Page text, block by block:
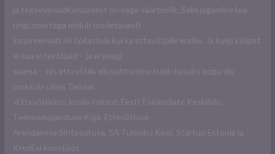
ja tegevusvaldkondadest on väga väärtuslik. Selle jagamine laia
ringi noortega mõjub loodetavasti
inspireerivalt nii õpilastele kui ka ettevõtjaile endile. Ja kuigi kõigist
ei saa ettevõtjaid – ja ei peagi
saama -, siis ettevõtlik ellusuhtumine tuleb kasuks kogu elu
jooksul,» ütles Tamsar.
«Ettevõtlikkus kooli» toimub Eesti Tööandjate Keskliidu,
Teenusmajanduse Koja, Ettevõtluse
Arendamise Sihtasutuse, SA Tuleviku Kool, Startup Estonia ja
KredExi koostöös.